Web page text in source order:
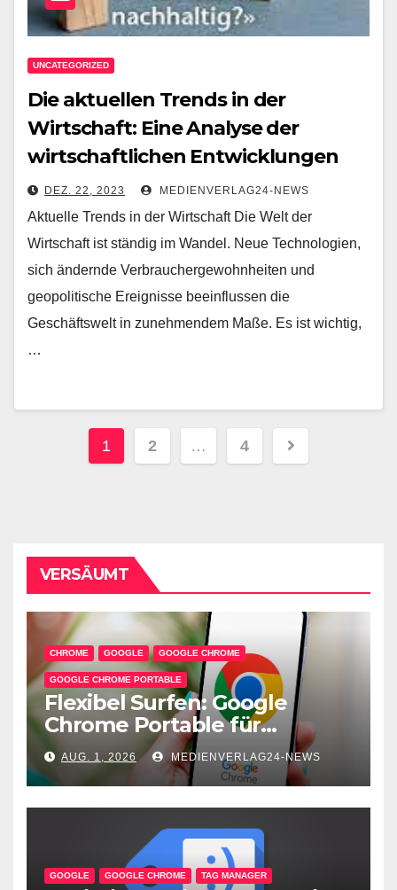
UNCATEGORIZED
Die aktuellen Trends in der
Wirtschaft: Eine Analyse der
wirtschaftlichen Entwicklungen
DEZ. 22, 2023 MEDIENVERLAG24-NEWS
Aktuelle Trends in der Wirtschaft Die Welt der
Wirtschaft ist ständig im Wandel. Neue Technologien,
sich ändernde Verbrauchergewohnheiten und
geopolitische Ereignisse beeinflussen die
Geschäftswelt in zunehmendem Maße. Es ist wichtig,
…
Seitennummerierung
1 2 … 4
VERSÄUMT
CHROME GOOGLE GOOGLE CHROME
GOOGLE CHROME PORTABLE
Flexibel Surfen: Google
Chrome Portable für
unterwegs
AUG. 1, 2026 MEDIENVERLAG24-NEWS
GOOGLE GOOGLE CHROME TAG MANAGER